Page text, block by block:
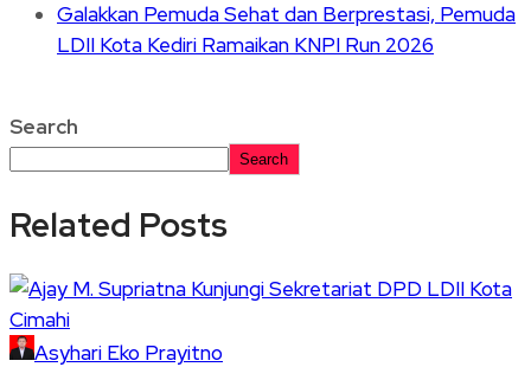
Galakkan Pemuda Sehat dan Berprestasi, Pemuda
LDII Kota Kediri Ramaikan KNPI Run 2026
Search
Search
Related Posts
Asyhari Eko Prayitno